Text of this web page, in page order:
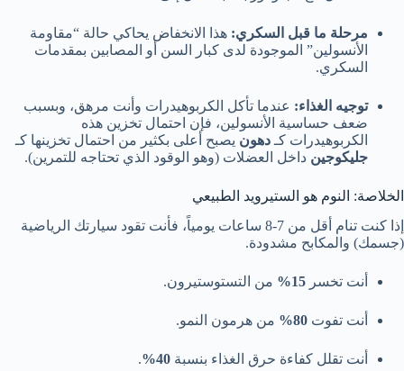
مرحلة ما قبل السكري: هذا الانخفاض يحاكي حالة “مقاومة
الأنسولين” الموجودة لدى كبار السن أو المصابين بمقدمات
السكري.
توجيه الغذاء: عندما تأكل الكربوهيدرات وأنت مرهق، وبسبب
ضعف حساسية الأنسولين، فإن احتمال تخزين هذه
الكربوهيدرات كـ دهون يصبح أعلى بكثير من احتمال تخزينها كـ
جليكوجين داخل العضلات (وهو الوقود الذي تحتاجه للتمرين).
الخلاصة: النوم هو الستيرويد الطبيعي
إذا كنت تنام أقل من 7-8 ساعات يومياً، فأنت تقود سيارتك الرياضية
(جسمك) والمكابح مشدودة.
أنت تخسر 15% من التستوستيرون.
أنت تفوت 80% من هرمون النمو.
أنت تقلل كفاءة حرق الغذاء بنسبة 40%
.